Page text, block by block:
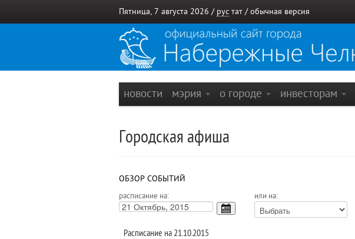
Пятница, 7 августа 2026 / рус тат / обычная версия
новости мэрия о городе инвесторам
Городская афиша
ОБЗОР СОБЫТИЙ
расписание на: или на:
Расписание на 21.10.2015